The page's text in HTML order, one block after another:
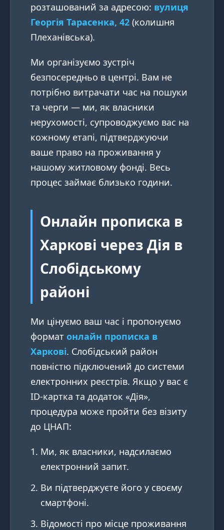
розташований за адресою: вулиця
Георгія Тарасенка, 42 (колишня
Плеханівська).
Ми організуємо зустріч
безпосередньо в центрі. Вам не
потрібно витрачати час на пошуки
та черги — ми, як власники
нерухомості, супроводжуємо вас на
кожному етапі, підтверджуючи
ваше право на проживання у
нашому житловому фонді. Весь
процес займає близько години.
Онлайн прописка в
Харкові через Дія в
Слобідському
районі
Ми цінуємо ваш час і пропонуємо
формат онлайн прописка в
Харкові. Слобідський район
повністю підключений до системи
електронних реєстрів. Якщо у вас є
ID-картка та додаток «Дія»,
процедура може пройти без візиту
до ЦНАП:
Ми, як власники, надсилаємо
електронний запит.
Ви підтверджуєте його у своєму
смартфоні.
Відомості про місце проживання